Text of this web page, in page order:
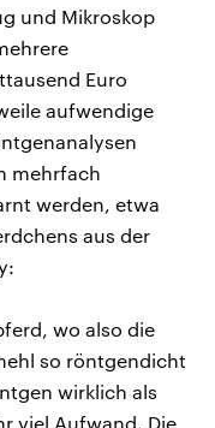
und Mikroskop
Euro
aufwendige
mehrfach
werden, etwa
aus der
wo also die
so röntgendicht
wirklich als
viel Aufwand. Die